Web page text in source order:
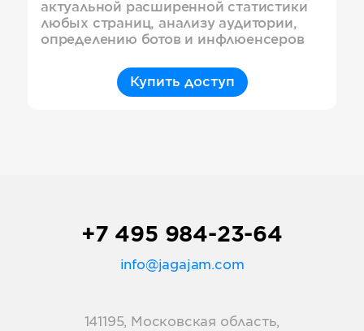
актуальной расширенной статистики
любых страниц, анализу аудитории,
определению ботов и инфлюенсеров
Купить доступ
+7 495 984-23-64
info@jagajam.com
141195, Московская область,